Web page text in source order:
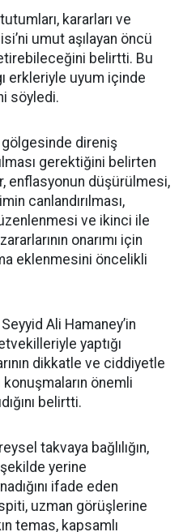
kararları ve
umut aşılayan öncü
belirtti. Bu
erkleriyle uyum içinde
söyledi.
direniş
gerektiğini belirten
enflasyonun düşürülmesi,
canlandırılması,
ve ikinci ile
onarımı için
eklenmesini öncelikli
Ali Hamaney’in
yaptığı
dikkatle ve ciddiyetle
önemli
belirtti.
takvaya bağlılığın,
yerine
ifade eden
uzman görüşlerine
temas, kapsamlı